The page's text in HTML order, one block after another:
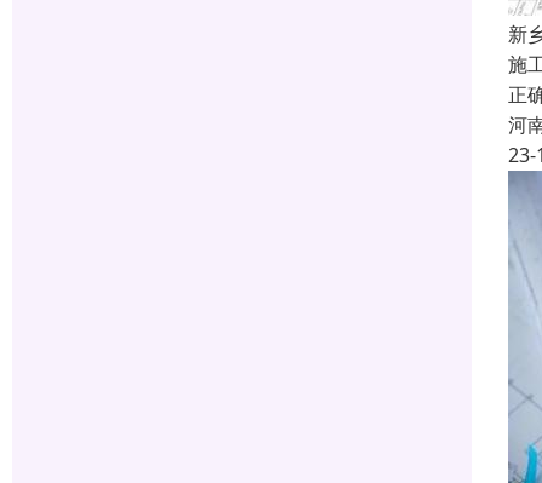
新
施
正
河
23-